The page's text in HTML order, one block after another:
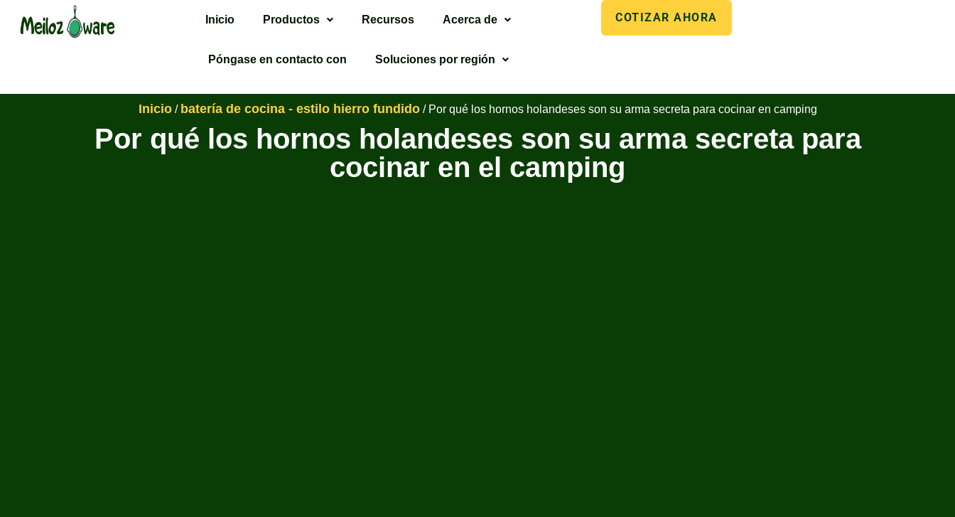
Inicio Productos Recursos Acerca de
Póngase en contacto con Soluciones por región
COTIZAR AHORA
Inicio/ batería de cocina - estilo hierro fundido/ Por qué los hornos holandeses son su arma secreta para cocinar en camping
Por qué los hornos holandeses son su arma secreta para
cocinar en el camping